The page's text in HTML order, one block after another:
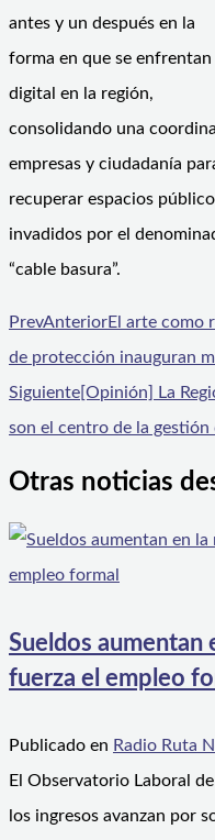
antes y un después en la
forma en que se
digital en la región,
consolidando una
empresas y ciudadanía
recuperar espacios
invadidos por el
“cable basura”.
PrevAnteriorEl arte como
de protección inauguran
Siguiente[Opinión] La
son el centro de la
Otras noticias
Sueldos aumentan
fuerza el empleo
Publicado en Radio Ruta
El Observatorio Laboral
los ingresos avanzan por